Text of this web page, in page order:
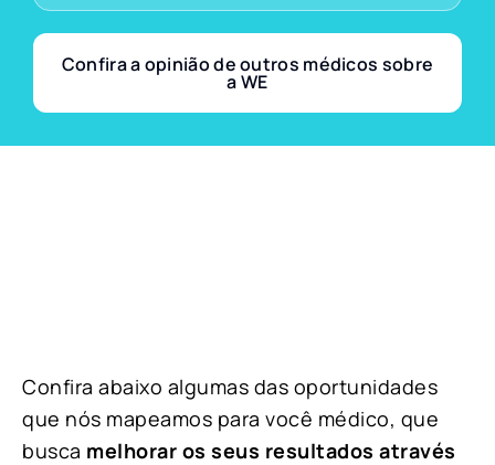
Confira a opinião de outros médicos sobre
a WE
Confira abaixo algumas das oportunidades
que nós mapeamos para você médico, que
busca melhorar os seus resultados através